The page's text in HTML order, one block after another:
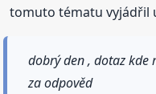
tomuto tématu vyjádřil
dobrý den , dotaz
za odpověd